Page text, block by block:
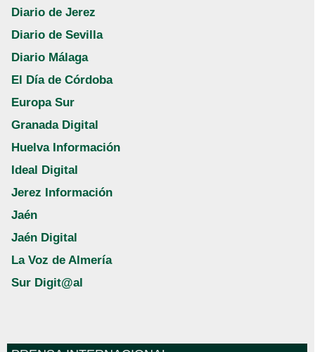
Diario de Jerez
Diario de Sevilla
Diario Málaga
El Día de Córdoba
Europa Sur
Granada Digital
Huelva Información
Ideal Digital
Jerez Información
Jaén
Jaén Digital
La Voz de Almería
Sur Digit@al